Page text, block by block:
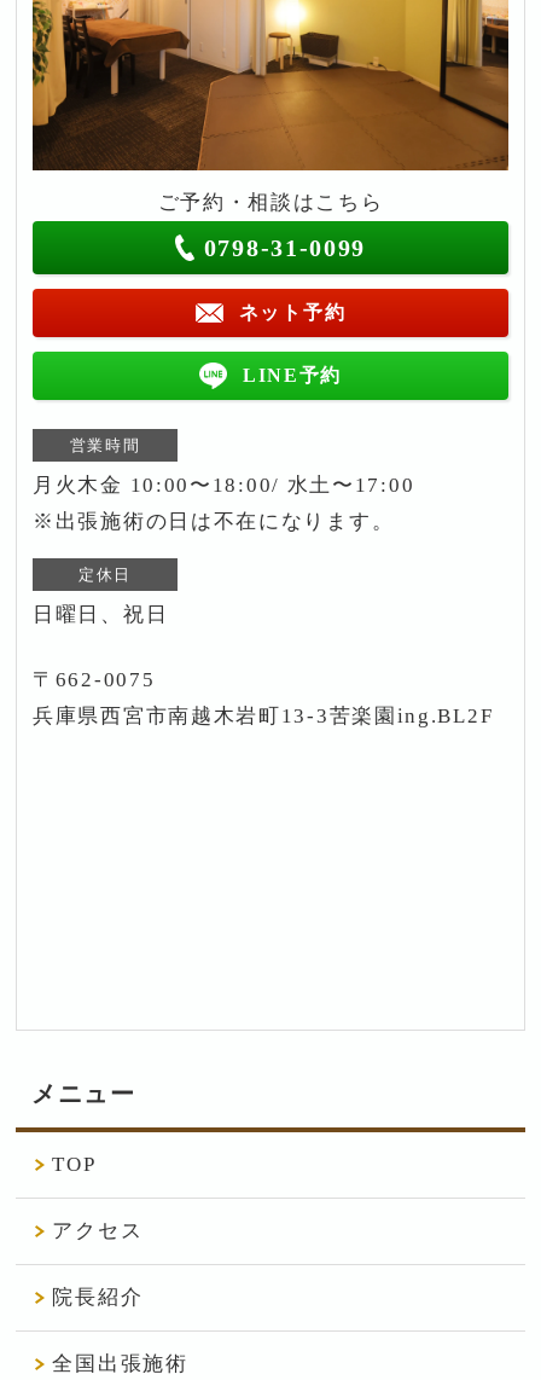
ご予約・相談はこちら
0798-31-0099
ネット予約
LINE予約
営業時間
月火木金 10:00〜18:00/ 水土〜17:00
※出張施術の日は不在になります。
定休日
日曜日、祝日
〒662-0075
兵庫県西宮市南越木岩町13-3苦楽園ing.BL2F
メニュー
TOP
アクセス
院長紹介
全国出張施術